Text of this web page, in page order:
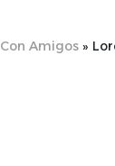
Con Amigos »